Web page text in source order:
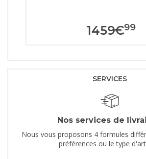
1459€99
SERVICES
Nos services de
Nous vous proposons 4 formules
préférences ou le type